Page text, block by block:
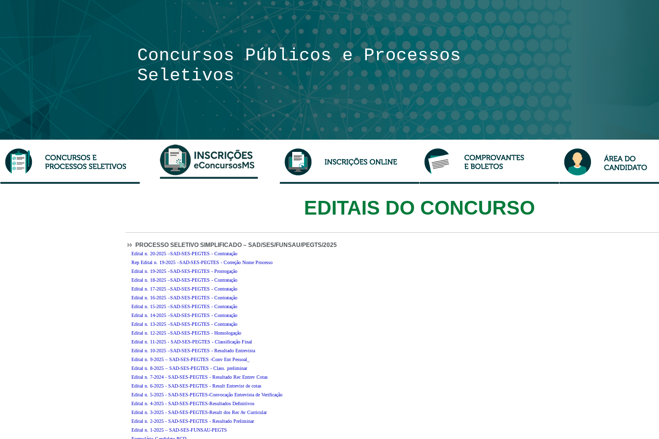
Concursos Públicose Processos
Seletivos
EDITAIS DO CONCURSO
PROCESSO SELETIVO SIMPLIFICADO – SAD/SES/FUNSAU/PEGTS/2025
Edital n. 20-2025 –SAD-SES-PEGTES - Contratação
Rep Edital n. 19-2025 –SAD-SES-PEGTES - Correção Nome Processo
Edital n. 19-2025 –SAD-SES-PEGTES - Prorrogação
Edital n. 18-2025 –SAD-SES-PEGTES - Contratação
Edital n. 17-2025 –SAD-SES-PEGTES - Contratação
Edital n. 16-2025 –SAD-SES-PEGTES - Contratação
Edital n. 15-2025 –SAD-SES-PEGTES - Contratação
Edital n. 14-2025 –SAD-SES-PEGTES - Contratação
Edital n. 13-2025 –SAD-SES-PEGTES - Contratação
Edital n. 12-2025 –SAD-SES-PEGTES - Homologação
Edital n. 11-2025 - SAD-SES-PEGTES - Classificação Final
Edital n. 10-2025 –SAD-SES-PEGTES - Resultado Entrevista
Edital n. 9-2025 – SAD-SES-PEGTES -Conv Ent Pessoal_
Edital n. 8-2025 – SAD-SES-PEGTES - Class. preliminar
Edital n. 7-2024 - SAD-SES-PEGTES - Resultado Rec Entrev Cotas
Edital n. 6-2025 - SAD-SES-PEGTES - Result Entrevist de cotas
Edital n. 5-2025 - SAD-SES-PEGTES-Convocação Entrevista de Verificação
Edital n. 4-2025 - SAD-SES-PEGTES-Resultados Definitivos
Edital n. 3-2025 - SAD-SES-PEGTES-Result dos Rec Av Curricular
Edital n. 2-2025 - SAD-SES-PEGTES - Resultado Preliminar
Edital n. 1-2025 – SAD-SES-FUNSAU-PEGTS